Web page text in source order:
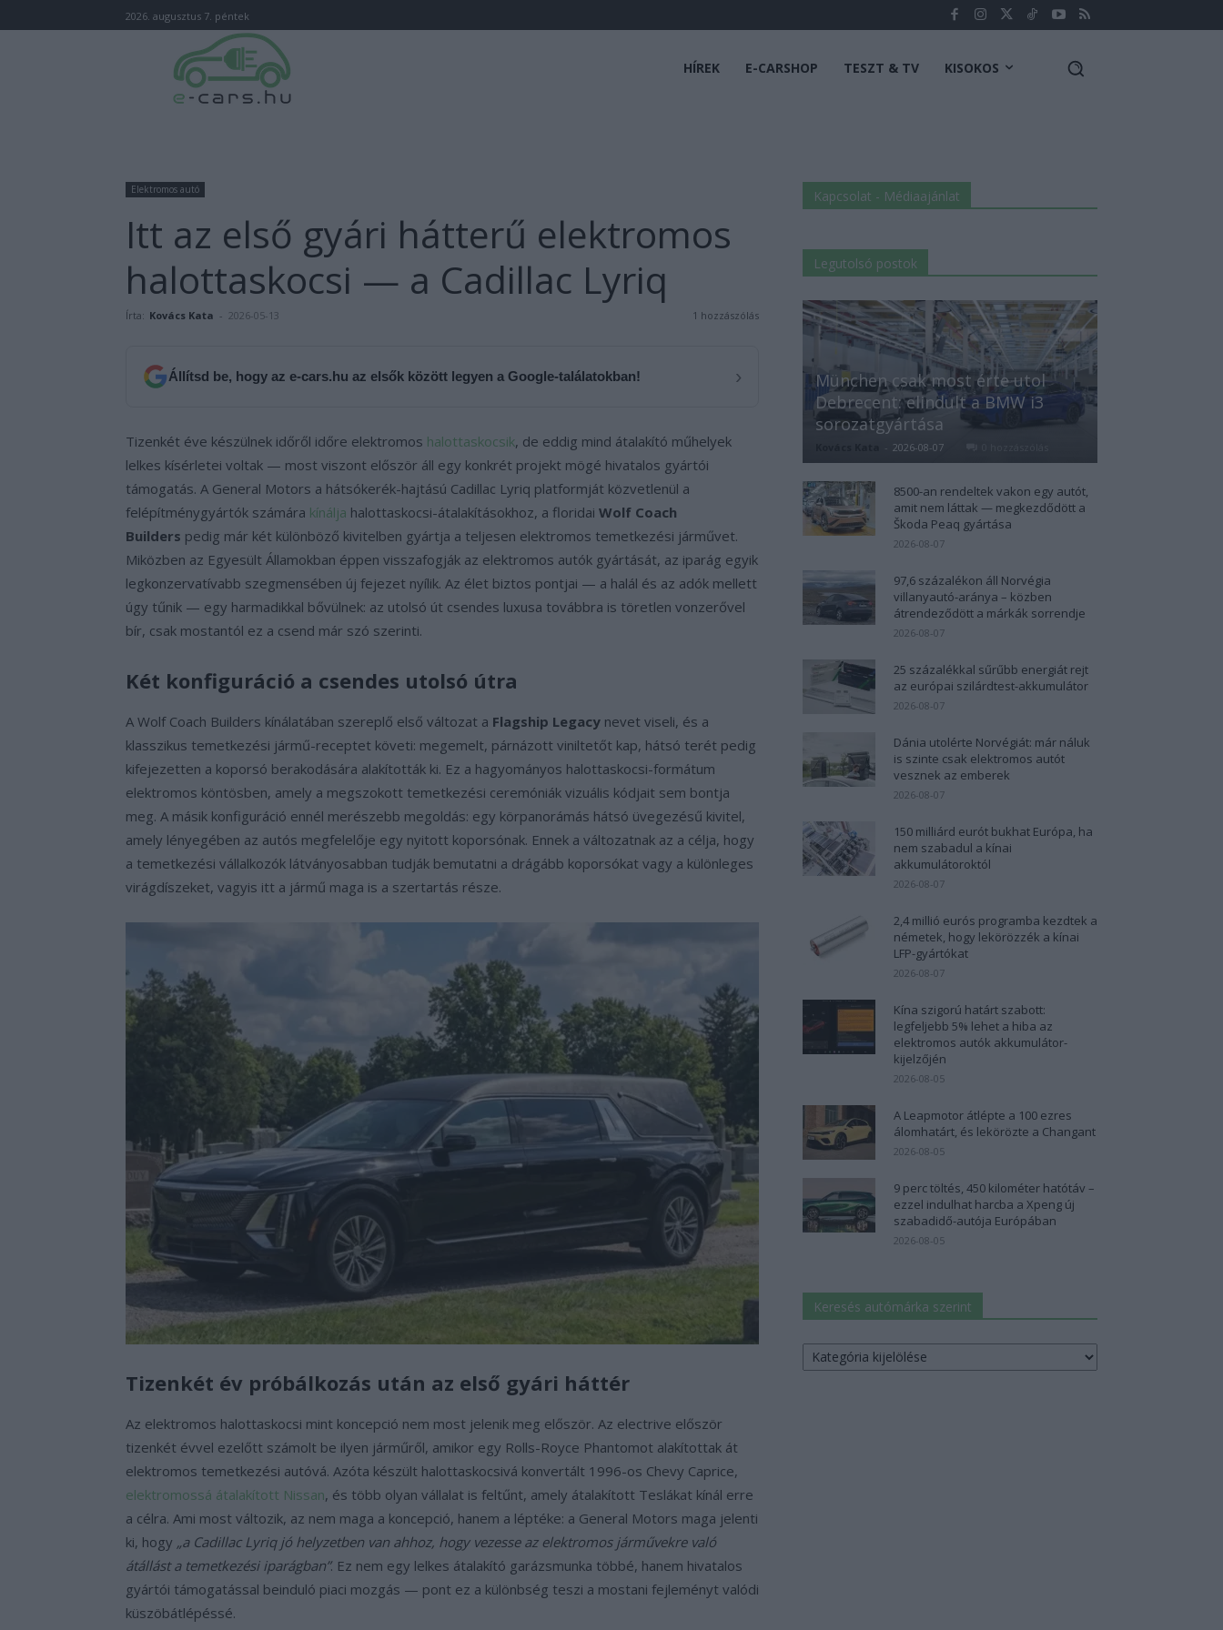
2026. augusztus 7. péntek
HÍREK E-CARSHOP TESZT & TV KISOKOS
Elektromos autó
Itt az első gyári hátterű elektromos
halottaskocsi — a Cadillac Lyriq
Írta: Kovács Kata - 2026-05-13 1 hozzászólás
Állítsd be, hogy az e-cars.hu az elsők között legyen a Google-találatokban! ›
Tizenkét éve készülnek időről időre elektromos halottaskocsik, de eddig mind átalakító műhelyek
lelkes kísérletei voltak — most viszont először áll egy konkrét projekt mögé hivatalos gyártói
támogatás. A General Motors a hátsókerék-hajtású Cadillac Lyriq platformját közvetlenül a
felépítménygyártók számára kínálja halottaskocsi-átalakításokhoz, a floridai Wolf Coach
Builders pedig már két különböző kivitelben gyártja a teljesen elektromos temetkezési járművet.
Miközben az Egyesült Államokban éppen visszafogják az elektromos autók gyártását, az iparág egyik
legkonzervatívabb szegmensében új fejezet nyílik. Az élet biztos pontjai — a halál és az adók mellett
úgy tűnik — egy harmadikkal bővülnek: az utolsó út csendes luxusa továbbra is töretlen vonzerővel
bír, csak mostantól ez a csend már szó szerinti.
Két konfiguráció a csendes utolsó útra
A Wolf Coach Builders kínálatában szereplő első változat a Flagship Legacy nevet viseli, és a
klasszikus temetkezési jármű-receptet követi: megemelt, párnázott viniltetőt kap, hátsó terét pedig
kifejezetten a koporsó berakodására alakították ki. Ez a hagyományos halottaskocsi-formátum
elektromos köntösben, amely a megszokott temetkezési ceremóniák vizuális kódjait sem bontja
meg. A másik konfiguráció ennél merészebb megoldás: egy körpanorámás hátsó üvegezésű kivitel,
amely lényegében az autós megfelelője egy nyitott koporsónak. Ennek a változatnak az a célja, hogy
a temetkezési vállalkozók látványosabban tudják bemutatni a drágább koporsókat vagy a különleges
virágdíszeket, vagyis itt a jármű maga is a szertartás része.
Tizenkét év próbálkozás után az első gyári háttér
Az elektromos halottaskocsi mint koncepció nem most jelenik meg először. Az electrive először
tizenkét évvel ezelőtt számolt be ilyen járműről, amikor egy Rolls-Royce Phantomot alakítottak át
elektromos temetkezési autóvá. Azóta készült halottaskocsivá konvertált 1996-os Chevy Caprice,
elektromossá átalakított Nissan, és több olyan vállalat is feltűnt, amely átalakított Teslákat kínál erre
a célra. Ami most változik, az nem maga a koncepció, hanem a léptéke: a General Motors maga jelenti
ki, hogy „a Cadillac Lyriq jó helyzetben van ahhoz, hogy vezesse az elektromos járművekre való
átállást a temetkezési iparágban”. Ez nem egy lelkes átalakító garázsmunka többé, hanem hivatalos
gyártói támogatással beinduló piaci mozgás — pont ez a különbség teszi a mostani fejleményt valódi
küszöbátlépéssé.
Kapcsolat - Médiaajánlat
Legutolsó postok
München csak most érte utol
Debrecent: elindult a BMW i3
sorozatgyártása
- 2026-08-07
8500-an rendeltek vakon egy autót,
amit nem láttak — megkezdődött a
Škoda Peaq gyártása
2026-08-07
97,6 százalékon áll Norvégia
villanyautó-aránya – közben
átrendeződött a márkák sorrendje
2026-08-07
25 százalékkal sűrűbb energiát rejt
az európai szilárdtest-akkumulátor
2026-08-07
Dánia utolérte Norvégiát: már náluk
is szinte csak elektromos autót
vesznek az emberek
2026-08-07
150 milliárd eurót bukhat Európa, ha
nem szabadul a kínai
akkumulátoroktól
2026-08-07
2,4 millió eurós programba kezdtek a
németek, hogy lekörözzék a kínai
LFP-gyártókat
2026-08-07
Kína szigorú határt szabott:
legfeljebb 5% lehet a hiba az
elektromos autók akkumulátor-
kijelzőjén
2026-08-05
A Leapmotor átlépte a 100 ezres
álomhatárt, és lekörözte a Changant
2026-08-05
9 perc töltés, 450 kilométer hatótáv –
ezzel indulhat harcba a Xpeng új
szabadidő-autója Európában
2026-08-05
Keresés autómárka szerint
Keresés
autómárka